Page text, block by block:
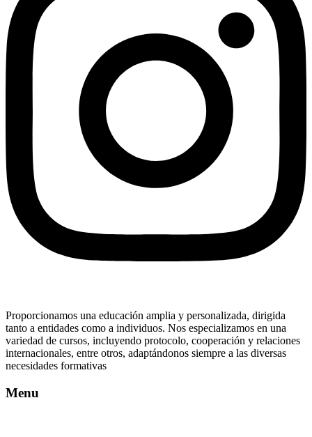
Proporcionamos una educación amplia y personalizada, dirigida
tanto a entidades como a individuos. Nos especializamos en una
variedad de cursos, incluyendo protocolo, cooperación y relaciones
internacionales, entre otros, adaptándonos siempre a las diversas
necesidades formativas
Menu